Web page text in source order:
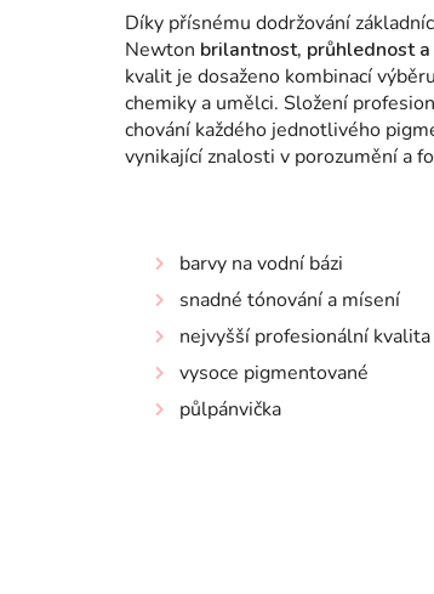
Díky přísnému dodržování
Newton brilantnost, průhlednost a
kvalit je dosaženo kombinací
chemiky a umělci. Složení
chování každého jednotlivého
vynikající znalosti v porozumění a
barvy na vodní bázi
snadné tónování a mísení
nejvyšší profesionální kvalita
vysoce pigmentované
půlpánvička